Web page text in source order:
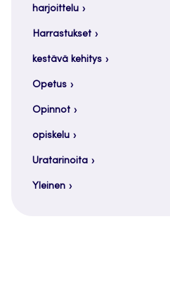
harjoittelu
Harrastukset
kestävä kehitys
Opetus
Opinnot
opiskelu
Uratarinoita
Yleinen